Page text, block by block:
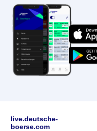
live.deutsche-
boerse.com